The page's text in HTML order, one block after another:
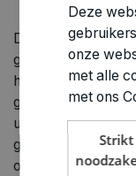
Deze sjablonen
gemakkelijk vast
hierdoor
gemakkelijk
uiteraard ook nog
geschikt waarbij
of bijzondere en
Deze
onze
met alle
met ons
Strikt